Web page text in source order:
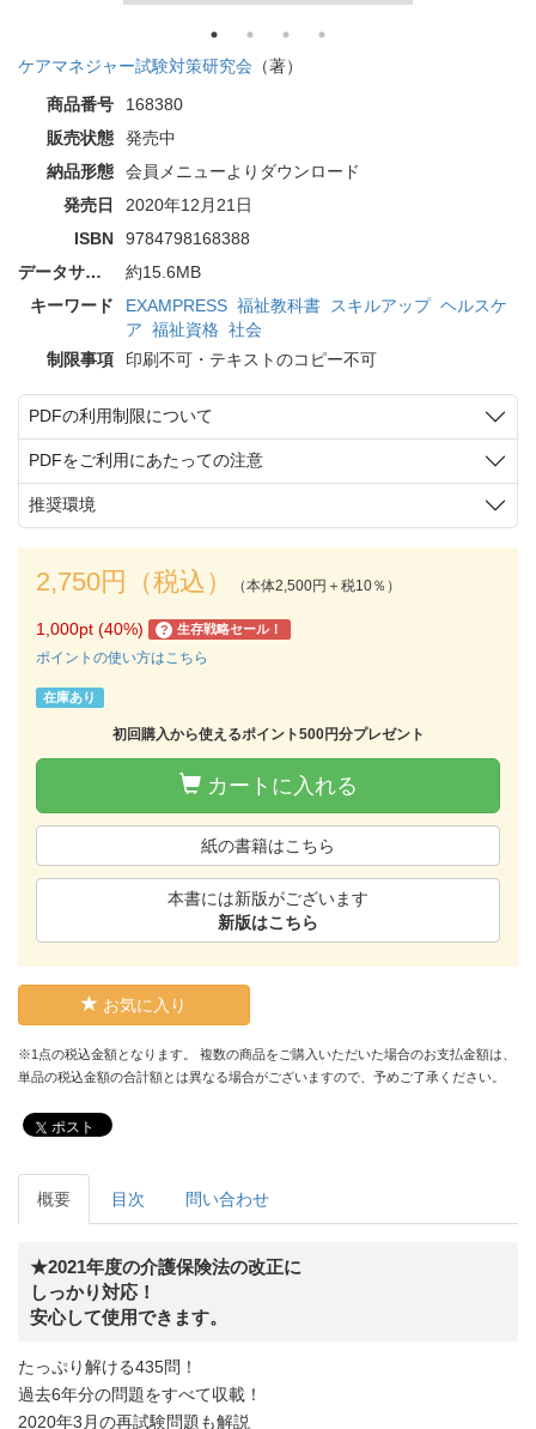
ケアマネジャー試験対策研究会 （著）
商品番号
168380
販売状態
発売中
納品形態
会員メニューよりダウンロード
発売日
2020年12月21日
ISBN
9784798168388
データサイズ
約15.6MB
キーワード
EXAMPRESS 福祉教科書 スキルアップ ヘルスケ
ア 福祉資格 社会
制限事項
印刷不可・テキストのコピー不可
PDFの利用制限について
PDFをご利用にあたっての注意
推奨環境
2,750円（税込） （本体2,500円＋税10％）
1,000pt (40%) ? 生存戦略セール！
ポイントの使い方はこちら
在庫あり
初回購入から使えるポイント500円分プレゼント
カートに入れる
紙の書籍はこちら
本書には新版がございます
新版はこちら
お気に入り
※1点の税込金額となります。 複数の商品をご購入いただいた場合のお支払金額は、
単品の税込金額の合計額とは異なる場合がございますので、予めご了承ください。
ポスト
概要 目次 問い合わせ
★2021年度の介護保険法の改正に
しっかり対応！
安心して使用できます。
たっぷり解ける435問！
過去6年分の問題をすべて収載！
2020年3月の再試験問題も解説